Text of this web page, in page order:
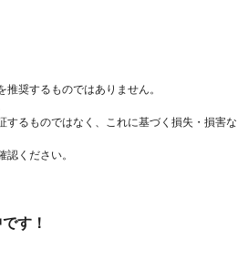
奨するものではありません。
るものではなく、これに基づく損失・損害
ください。
す！